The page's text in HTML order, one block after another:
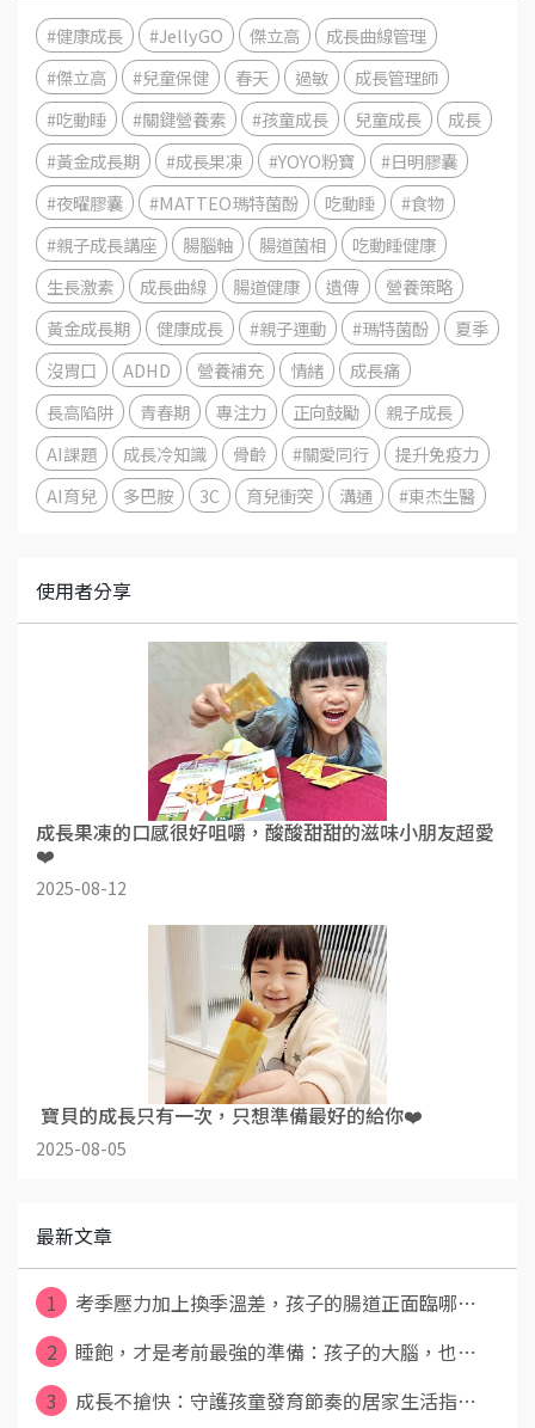
#健康成長 #JellyGO 傑立高
成長曲線管理
#傑立高
#兒童保健 春天 過敏
成長管理師
#吃動睡
#關鍵營養素 #孩童成長 兒童成長
成長
#黃金成長期
#成長果凍 #YOYO粉寶
#日明膠囊
#夜曜膠囊
#MATTEO瑪特菌酚 吃動睡
#食物
#親子成長講座
腸腦軸 腸道菌相
吃動睡健康
生長激素
成長曲線 腸道健康 遺傳
營養策略
黃金成長期
健康成長 #親子運動 #瑪特菌酚
夏季
沒胃口
ADHD 營養補充 情緒
成長痛
長高陷阱
青春期 專注力 正向鼓勵
親子成長
AI課題
成長冷知識 骨齡 #關愛同行
提升免疫力
AI育兒
多巴胺 3C 育兒衝突 溝通 #東杰生醫
使用者分享
成長果凍的口感很好咀嚼，酸酸甜甜的滋味小朋友超愛
❤️
2025-08-12
​ 寶貝的成長只有一次，只想準備最好的給你❤️
2025-08-05
最新文章
1
考季壓力加上換季溫差，孩子的腸道正面臨哪⋯
2
睡飽，才是考前最強的準備：孩子的大腦，也⋯
3
成長不搶快：守護孩童發育節奏的居家生活指⋯